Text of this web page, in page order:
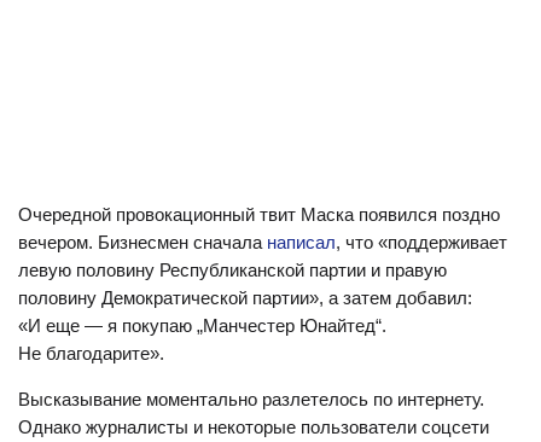
Очередной провокационный твит Маска появился поздно
вечером. Бизнесмен сначала написал, что «поддерживает
левую половину Республиканской партии и правую
половину Демократической партии», а затем добавил:
«И еще — я покупаю „Манчестер Юнайтед“.
Не благодарите».
Высказывание моментально разлетелось по интернету.
Однако журналисты и некоторые пользователи соцсети